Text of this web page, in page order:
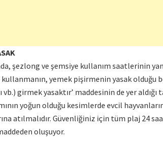
şezlong ve şemsiye kullanım saatlerinin
kullanmanın, yemek pişirmenin yasak olduğu
vb.) girmek yasaktır’ maddesinin de yer
yoğun olduğu kesimlerde evcil
atılmalıdır. Güvenliğiniz için tüm plaj 24
oluşuyor.